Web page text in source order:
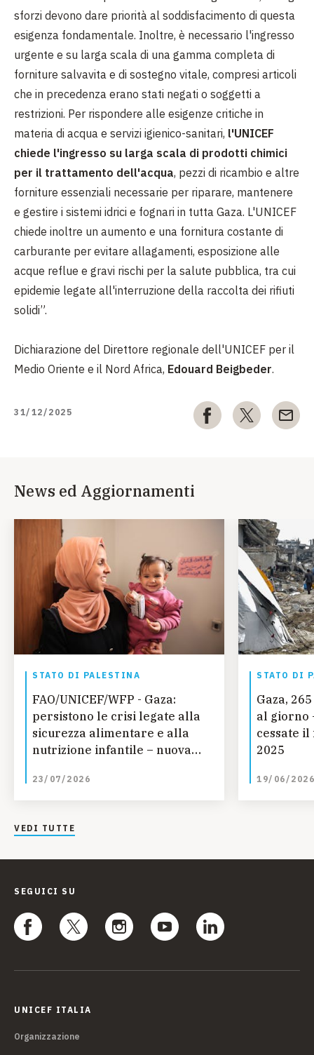
sforzi devono dare priorità al soddisfacimento di questa
esigenza fondamentale. Inoltre, è necessario l'ingresso
urgente e su larga scala di una gamma completa di
forniture salvavita e di sostegno vitale, compresi articoli
che in precedenza erano stati negati o soggetti a
restrizioni. Per rispondere alle esigenze critiche in
materia di acqua e servizi igienico-sanitari, l'UNICEF
chiede l'ingresso su larga scala di prodotti chimici
per il trattamento dell'acqua, pezzi di ricambio e altre
forniture essenziali necessarie per riparare, mantenere
e gestire i sistemi idrici e fognari in tutta Gaza. L'UNICEF
chiede inoltre un aumento e una fornitura costante di
carburante per evitare allagamenti, esposizione alle
acque reflue e gravi rischi per la salute pubblica, tra cui
epidemie legate all'interruzione della raccolta dei rifiuti
solidi”.
Dichiarazione del Direttore regionale dell'UNICEF per il
Medio Oriente e il Nord Africa, Edouard Beigbeder.
31/12/2025
News ed Aggiornamenti
STATO DI PALESTINA
FAO/UNICEF/WFP - Gaza:
persistono le crisi legate alla
sicurezza alimentare e alla
nutrizione infantile – nuova
23/07/2026
STATO DI
Gaza, 265 bambini uccisi – o 1
al giorno
cessate il
2025
19/06/2026
VEDI TUTTE
SEGUICI SU
UNICEF ITALIA
Organizzazione